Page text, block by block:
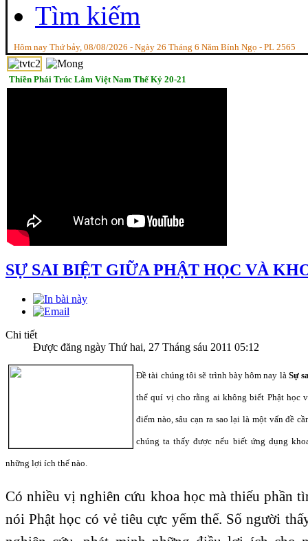
Tìm kiếm
Hôm nay Thứ bảy, 08/08/2026 - Ngày 26 Tháng 6 Năm Bính Ngọ - PL 2565
Thiền Phái Trúc Lâm Việt Nam Thế Kỷ 20-21
SỰ SAI BIỆT GIỮA PHẬT HỌC VÀ
Chi tiết
Được đăng ngày Thứ hai, 27 Tháng sáu 2011 05:12
Đề tài chúng tôi sẽ trình bày hôm nay làSự
thể quí vị cho rằng ai không biết Phật học
điểm nào, sâu cạn ra sao lại là một vấn đề
chúng ta thấy được nếu biết ứng dụng
những lợi ích thế nào.
Có nhiều vị nghiên cứu khoa học mà thiếu phần
nói Phật học có vẻ tiêu cực yếm thế. Số người